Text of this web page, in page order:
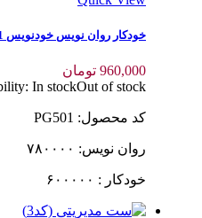
خودکار روان نویس خودنویس PG501
960,000 تومان
In stockOut of stock
کد محصول: PG501
روان نویس: ۷۸۰۰۰۰
خودکار : ۶۰۰۰۰۰